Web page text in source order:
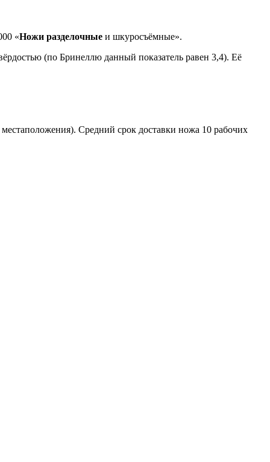
«Ножи разделочные и шкуросъёмные».
(по Бринеллю данный показатель равен 3,4). Её
Средний срок доставки ножа 10 рабочих